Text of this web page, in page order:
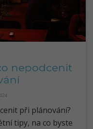
nepodcenit
při plánování?
tipy, na co byste